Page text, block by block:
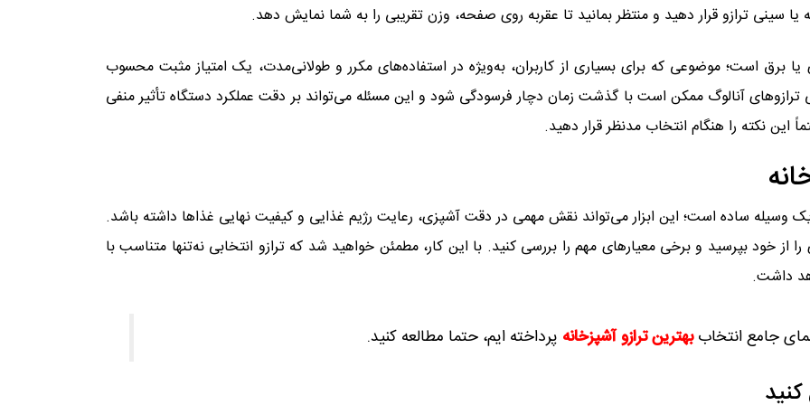
سینی ترازو قرار دهید و منتظر بمانید تا عقربه روی صفحه، وزن تقریبی را به شما نمایش دهد.
یا برق است؛ موضوعی که برای بسیاری از کاربران، به‌ویژه در استفاده‌های مکرر و طولانی‌مدت، یک امتیاز مثبت محسوب
آنالوگ ممکن است با گذشت زمان دچار فرسودگی شود و این مسئله می‌تواند بر دقت عملکرد دستگاه تأثیر منفی
این نکته را هنگام انتخاب مدنظر قرار دهید.
وسیله ساده است؛ این ابزار می‌تواند نقش مهمی در دقت آشپزی، رعایت رژیم غذایی و کیفیت نهایی غذاها داشته باشد.
خود بپرسید و برخی معیارهای مهم را بررسی کنید. با این کار، مطمئن خواهید شد که ترازو انتخابی نه‌تنها متناسب با
داشت.
جامع انتخاببهترین ترازو آشپزخانه پرداخته ایم، حتما مطالعه کنید.